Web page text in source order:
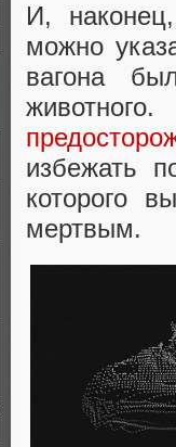
И,
можно
вагона
избежать
которого
мертвым.